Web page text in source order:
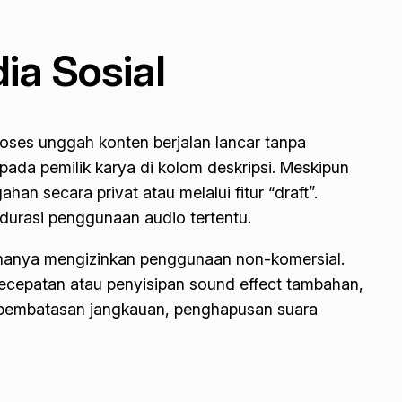
Sosial
unggah konten berjalan lancar tanpa
pemilik karya di kolom deskripsi. Meskipun
secara privat atau melalui fitur “draft”.
penggunaan audio tertentu.
mengizinkan penggunaan non-komersial.
atau penyisipan sound effect tambahan,
jangkauan, penghapusan suara